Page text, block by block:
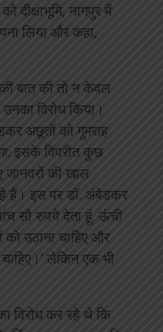
दीक्षाभूमि, नागपुर में
लिया और कहा,
बात की तो न केवल
विरोध किया।
अछूतों को गुमराह
इसके विपरीत कुछ
जानवरों की खाल
हैं। इस पर डॉ. अंबेडकर
सौ रुपये देता हूं. ऊंची
उठाना चाहिए और
लेकिन एक भी
विरोध कर रहे थे कि